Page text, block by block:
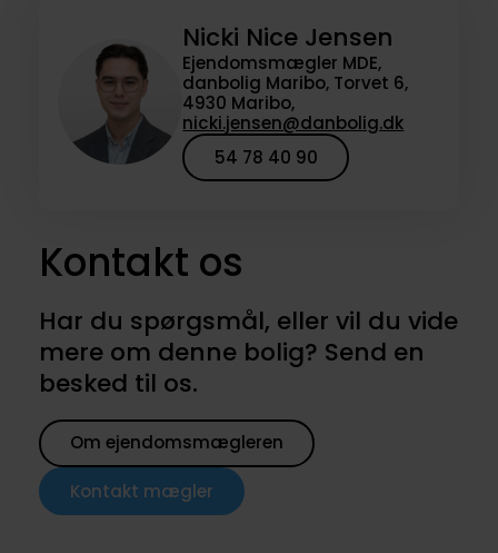
Nicki Nice Jensen
Ejendomsmægler MDE,
danbolig Maribo, Torvet 6,
4930 Maribo,
nicki.jensen@danbolig.dk
54 78 40 90
Kontakt os
Har du spørgsmål, eller vil du vide
mere om denne bolig? Send en
besked til os.
Om ejendomsmægleren
Kontakt mægler